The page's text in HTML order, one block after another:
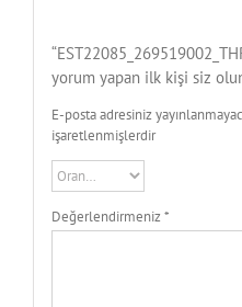
yorum yapan ilk kişi siz
E-posta adresiniz
işaretlenmişlerdir
Değerlendirmeniz*